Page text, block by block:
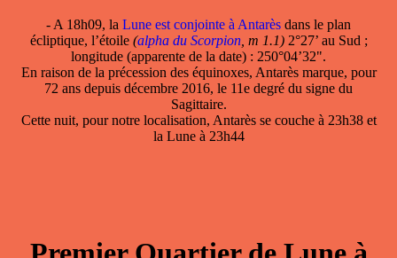
- A 18h09, la Lune est conjointe à Antarès dans le plan
écliptique, l’étoile (alpha du Scorpion, m 1.1)2°27’ au Sud ;
longitude (apparente de la date) : 250°04’32".
En raison de la précession des équinoxes, Antarès marque, pour
72 ans depuis décembre 2016, le 11e degré du signe du
Sagittaire.
Cette nuit, pour notre localisation, Antarès se couche à 23h38 et
la Lune à 23h44